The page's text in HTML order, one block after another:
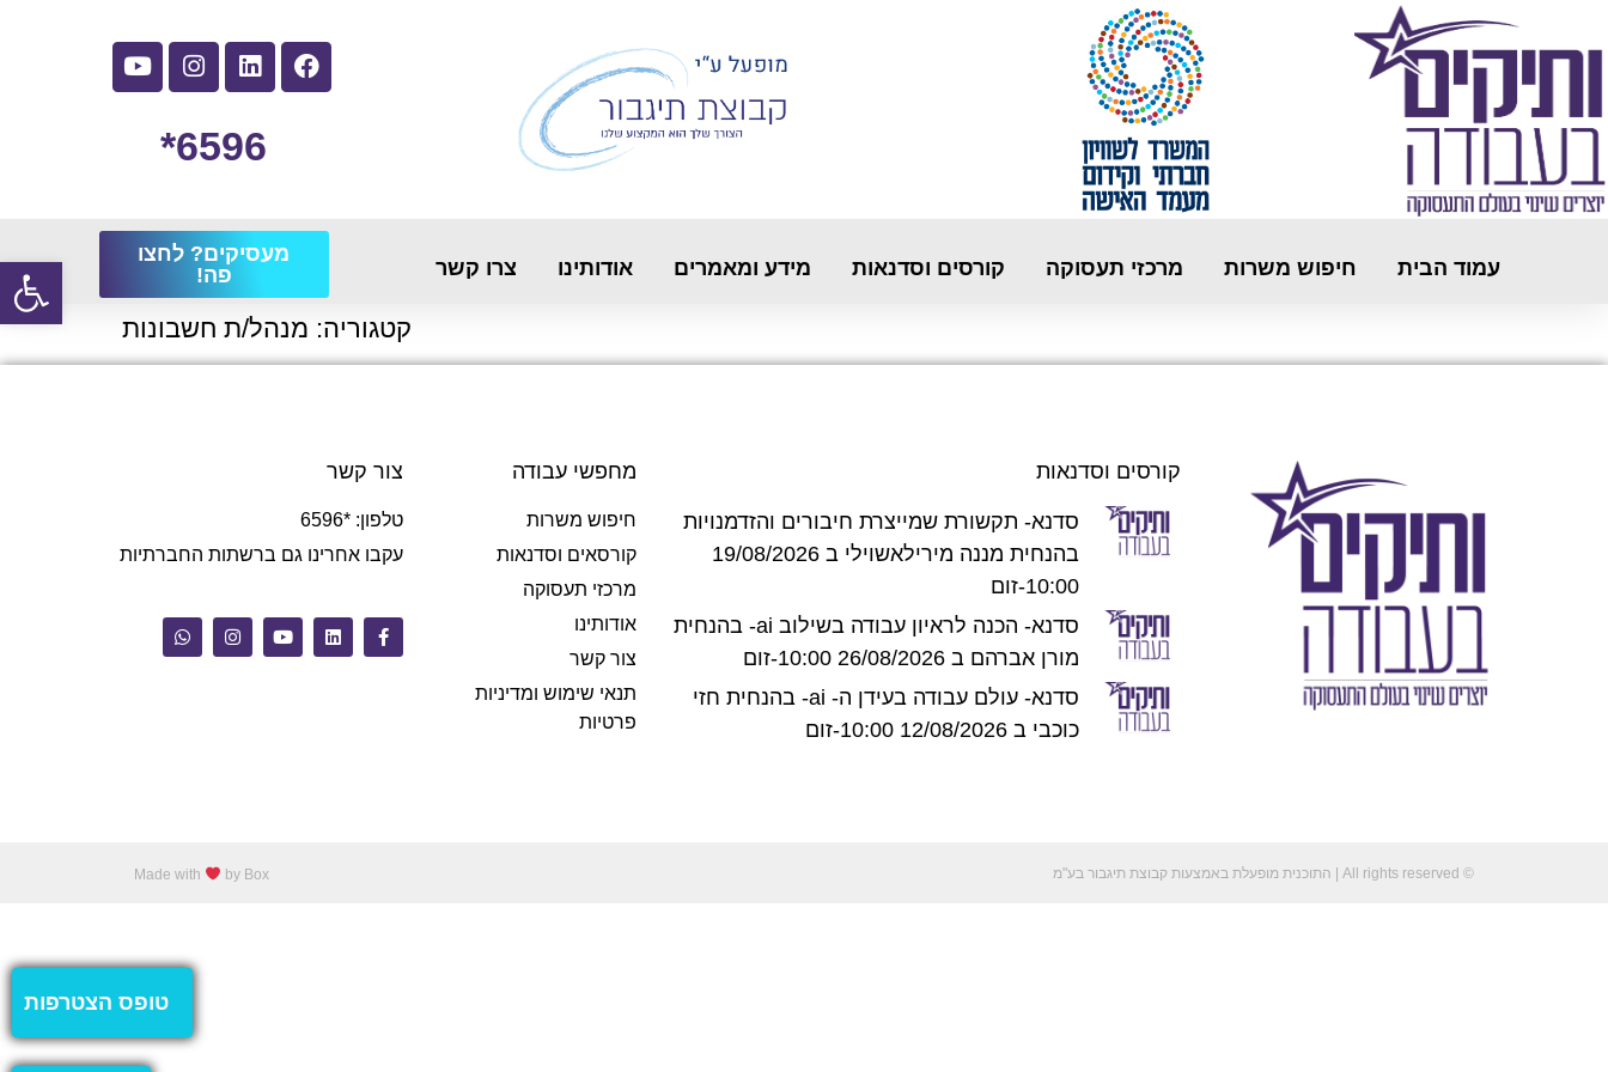
6596*
עמוד הבית חיפוש משרות מרכזי תעסוקה קורסים וסדנאות מידע ומאמרים אודותינו צרו קשר
מעסיקים? לחצו
פה!
קטגוריה: מנהל/ת חשבונות
טופס הצטרפות
קורסים וסדנאות
סדנא- תקשורת שמייצרת חיבורים והזדמנויות
בהנחית מננה מירילאשוילי ב 19/08/2026
10:00-זום
סדנא- הכנה לראיון עבודה בשילוב ai- בהנחית
מורן אברהם ב 26/08/2026 10:00-זום
סדנא- עולם עבודה בעידן ה- ai- בהנחית חזי
כוכבי ב 12/08/2026 10:00-זום
מחפשי עבודה
חיפוש משרות
קורסאים וסדנאות
מרכזי תעסוקה
אודותינו
צור קשר
תנאי שימוש ומדיניות
פרטיות
צור קשר
טלפון: *6596
עקבו אחרינו גם ברשתות החברתיות
© All rights reserved | התוכנית מופעלת באמצעות קבוצת תיגבור בע"מ Made with by Box